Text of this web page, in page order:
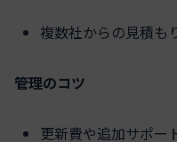
複数社からの見積も
管理のコツ
更新費や追加サポー